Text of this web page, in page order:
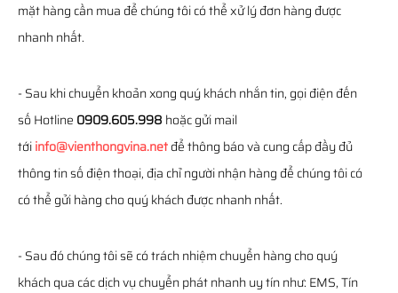
mặt hàng cần mua để chúng tôi có thể xử lý đơn hàng được
nhanh nhất.
- Sau khi chuyển khoản xong quý khách nhắn tin, gọi điện đến
số Hotline 0909.605.998 hoặc gửi mail
tớiinfo@vienthongvina.netđể thông báo và cung cấp đầy đủ
thông tin số điện thoại, địa chỉ người nhận hàng để chúng tôi có
có thể gửi hàng cho quý khách được nhanh nhất.
- Sau đó chúng tôi sẽ có trách nhiệm chuyển hàng cho quý
khách qua các dịch vụ chuyển phát nhanh uy tín như: EMS, Tín